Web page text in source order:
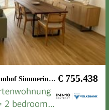
Prater, Löwygrube € 755.438
2 bedroom